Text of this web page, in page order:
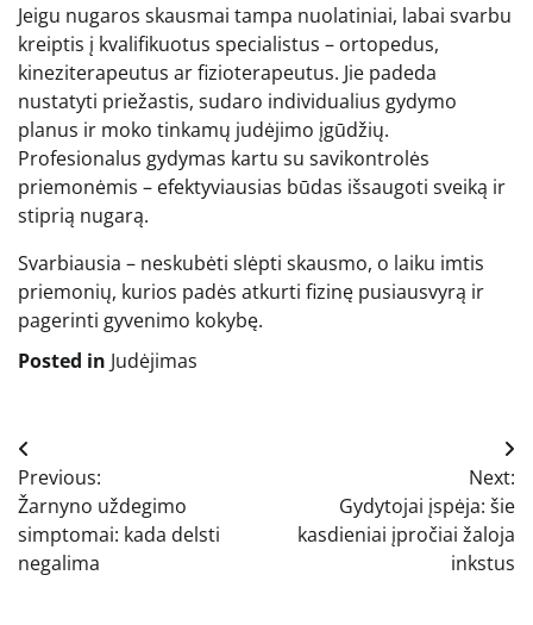
Jeigu nugaros skausmai tampa nuolatiniai, labai svarbu
kreiptis į kvalifikuotus specialistus – ortopedus,
kineziterapeutus ar fizioterapeutus. Jie padeda
nustatyti priežastis, sudaro individualius gydymo
planus ir moko tinkamų judėjimo įgūdžių.
Profesionalus gydymas kartu su savikontrolės
priemonėmis – efektyviausias būdas išsaugoti sveiką ir
stiprią nugarą.
Svarbiausia – neskubėti slėpti skausmo, o laiku imtis
priemonių, kurios padės atkurti fizinę pusiausvyrą ir
pagerinti gyvenimo kokybę.
Posted in Judėjimas
Navigacija
tarp
įrašų
Previous:
Žarnyno uždegimo
simptomai: kada delsti
negalima
Next:
Gydytojai įspėja: šie
kasdieniai įpročiai žaloja
inkstus